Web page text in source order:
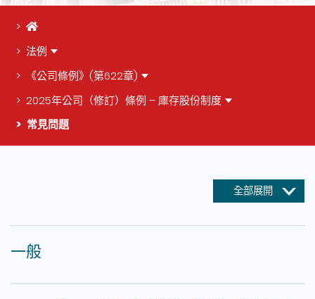
首頁
法例
《公司條例》(第622章)
2025年公司（修訂）條例 – 庫存股份制度
常見問題
全部展開
一般